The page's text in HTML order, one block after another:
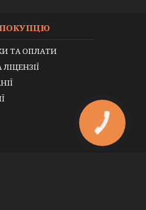
ТА ОПЛАТИ
КНОПКА
ЗВ'ЯЗКУ